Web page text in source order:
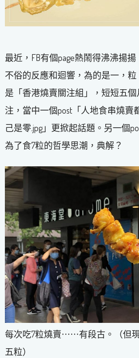
最近，FB有個page熱鬧得沸沸揚
不俗的反應和迴響，為的是一，
是「香港燒賣關注組」，短短五個
注，當中一個post「人地食串燒賣
己是零.jpg」更掀起話題。另一個
為了食7粒的哲學思潮，典解？
每次吃7粒燒賣⋯⋯有段古。（但
五粒）